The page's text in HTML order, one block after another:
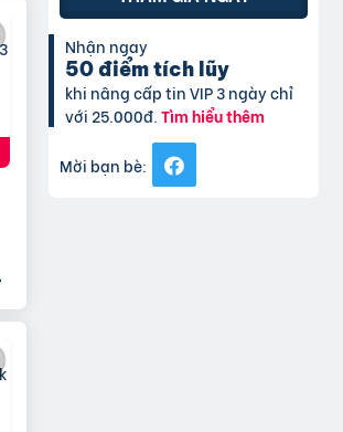
Nhận ngay
50 điểm tích lũy
khi nâng cấp tin VIP 3 ngày chỉ
với 25.000đ.Tìm hiểu thêm
Mời bạn bè: